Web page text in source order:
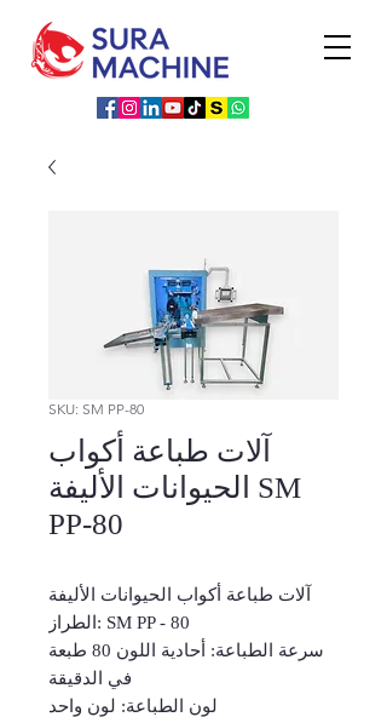
SKU: SM PP-80
آلات طباعة أكواب
الحيوانات الأليفة SM
PP-80
آلات طباعة أكواب الحيوانات الأليفة
الطراز: SM PP - 80
سرعة الطباعة: أحادية اللون 80 طبعة
في الدقيقة
لون الطباعة: لون واحد